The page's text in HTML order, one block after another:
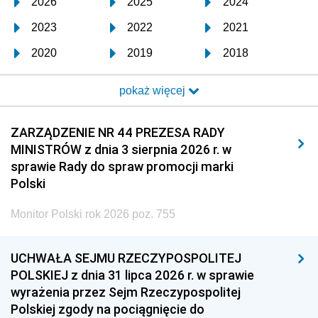
2023 2022 2021
2020 2019 2018
2017 2016 2015
2014 2013 2012
2011 2010 2009
2008 2007 2006
2005
1996 1995 1994
1993 1992 1991
1990 1989
pokaż więcej
ZARZĄDZENIE NR 44 PREZESA RADY
MINISTRÓW z dnia 3 sierpnia 2026 r. w
sprawie Rady do spraw promocji marki
Polski
Monitor Polski rok 2026 poz. 755
UCHWAŁA SEJMU RZECZYPOSPOLITEJ
POLSKIEJ z dnia 31 lipca 2026 r. w sprawie
wyrażenia przez Sejm Rzeczypospolitej
Polskiej zgody na pociągnięcie do